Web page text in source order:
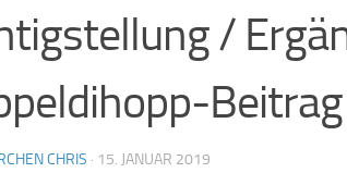
/
Beitrag
CHRIS · 15. JANUAR 2019